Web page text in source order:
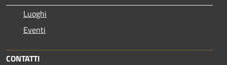
Luoghi
Eventi
CONTATTI